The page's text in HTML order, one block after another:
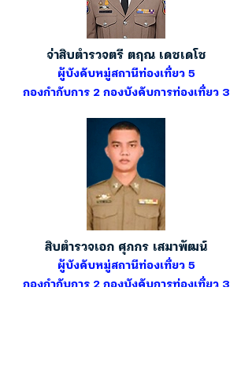
จ่าสิบตำรวจตรี ตฤณ เดชเดโช
ผู้บังคับหมู่สถานีท่องเที่ยว 5
กองกำกับการ 2 กองบังคับการท่องเที่ยว 3
สิบตำรวจเอก ศุภกร เสมาพัฒน์
ผู้บังคับหมู่สถานีท่องเที่ยว 5
กองกำกับการ 2 กองบังคับการท่องเที่ยว 3